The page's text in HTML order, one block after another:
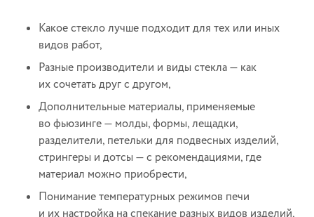
Какое стекло лучше подходит для тех или иных
видов работ,
Разные производители и виды стекла — как
их сочетать друг с другом,
Дополнительные материалы, применяемые
во фьюзинге — молды, формы, лещадки,
разделители, петельки для подвесных изделий,
стрингеры и дотсы — с рекомендациями, где
материал можно приобрести,
Понимание температурных режимов печи